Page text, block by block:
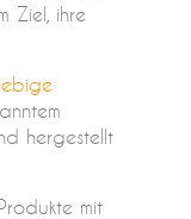
Ziel, ihre
hergestellt
mit